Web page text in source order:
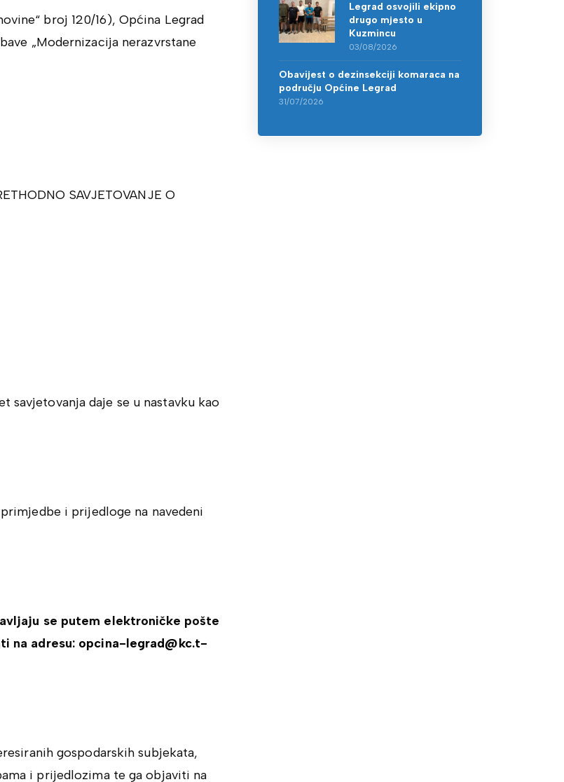
broj 120/16), Općina Legrad
„Modernizacija nerazvrstane
SAVJETOVANJE O
daje se u nastavku kao
i prijedloge na navedeni
se putem elektroničke pošte
na adresu: opcina-legrad@kc.t-
gospodarskih subjekata,
i prijedlozima te ga objaviti na
Legrad osvojili ekipno
drugo mjesto u
Kuzmincu
03/08/2026
Obavijest o dezinsekciji komaraca na
području Općine Legrad
31/07/2026